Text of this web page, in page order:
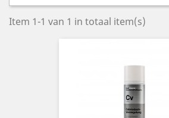
Item 1-1 van 1 in totaal item(s)